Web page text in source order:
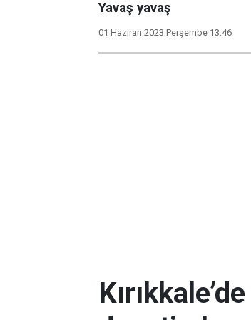
Yavaş yavaş
01 Haziran 2023 Perşembe 13:46